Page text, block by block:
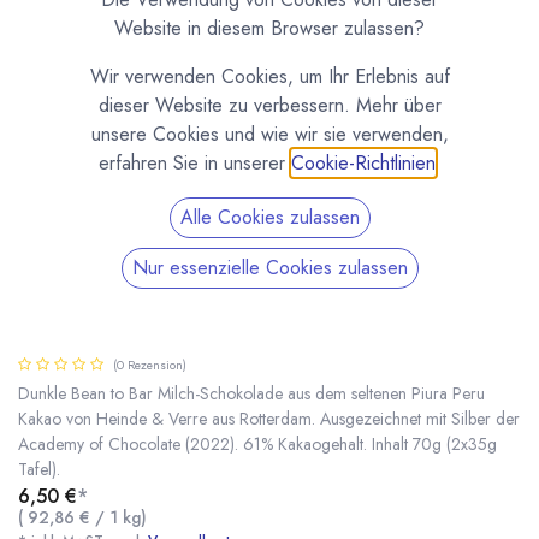
(0 Rezension)
Dunkle Bean to Bar Milch-Schokolade aus dem seltenen Piura Peru
Kakao von Heinde & Verre aus Rotterdam. Ausgezeichnet mit Silber der
Academy of Chocolate (2022). 61% Kakaogehalt. Inhalt 70g (2x35g
Tafel).
6,50 €*
( 92,86 € / 1 kg)
Website in diesem Browser zulassen?
Wir verwenden Cookies, um Ihr Erlebnis auf
dieser Website zu verbessern. Mehr über
unsere Cookies und wie wir sie verwenden,
erfahren Sie in unserer Cookie-Richtlinien
Alle Cookies zulassen
Nur essenzielle Cookies zulassen